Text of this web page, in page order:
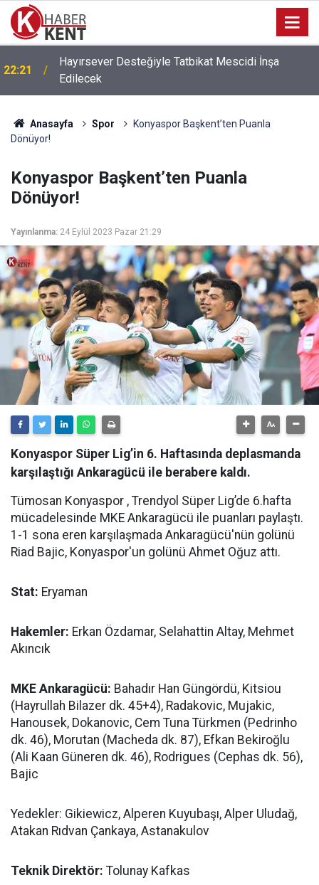
22:21
Hayırsever Desteğiyle Tatbikat Mescidi İnşa
Edilecek
Anasayfa Spor
Konyaspor Başkent’ten Puanla
Dönüyor!
Konyaspor Başkent’ten Puanla
Dönüyor!
Yayınlanma: 24 Eylül 2023 Pazar 21:29
Konyaspor Süper Lig’in 6. Haftasında deplasmanda
karşılaştığı Ankaragücü ile berabere kaldı.
Tümosan Konyaspor , Trendyol Süper Lig’de 6.hafta
mücadelesinde MKE Ankaragücü ile puanları paylaştı.
1-1 sona eren karşılaşmada Ankaragücü'nün golünü
Riad Bajic, Konyaspor'un golünü Ahmet Oğuz attı.
Stat: Eryaman
Hakemler: Erkan Özdamar, Selahattin Altay, Mehmet
Akıncık
MKE Ankaragücü: Bahadır Han Güngördü, Kitsiou
(Hayrullah Bilazer dk. 45+4), Radakovic, Mujakic,
Hanousek, Dokanovic, Cem Tuna Türkmen (Pedrinho
dk. 46), Morutan (Macheda dk. 87), Efkan Bekiroğlu
(Ali Kaan Güneren dk. 46), Rodrigues (Cephas dk. 56),
Bajic
Yedekler: Gikiewicz, Alperen Kuyubaşı, Alper Uludağ,
Atakan Rıdvan Çankaya, Astanakulov
Teknik Direktör: Tolunay Kafkas